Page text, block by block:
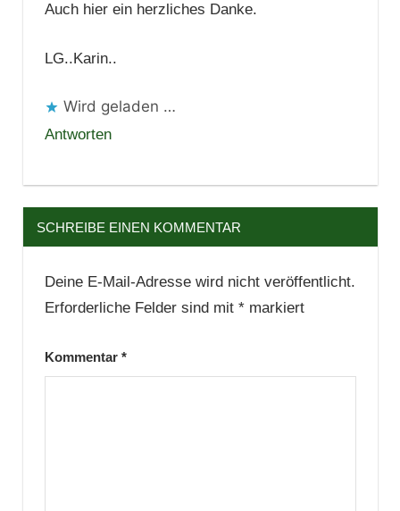
Auch hier ein herzliches Danke.
LG..Karin..
Wird geladen …
Antworten
SCHREIBE EINEN KOMMENTAR
Deine E-Mail-Adresse wird nicht veröffentlicht.
Erforderliche Felder sind mit *markiert
Kommentar *